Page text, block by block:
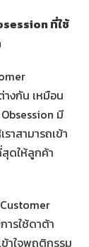
ที่ใช้
งกัน เหมือน
มี
าสามารถเข้า
สุดให้ลูกค้า
ารใช้ดาต้า
าใจพฤติกรรม